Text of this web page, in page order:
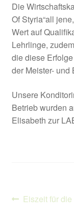
Die
Of Styria“all
Wert auf
Lehrlinge,
die diese
der Meister- und
Unsere
Betrieb wurden
Elisabeth zur
Beitragsnavigation
Vorheriger
Eiszeit für